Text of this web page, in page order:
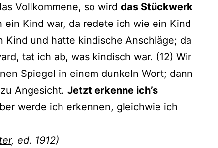
Vollkommene, so wird das Stückwerk
ein Kind war, da redete ich wie ein Kind
Kind und hatte kindische Anschläge; da
tat ich ab, was kindisch war. (12) Wir
Spiegel in einem dunkeln Wort; dann
Angesicht. Jetzt erkenne ich’s
werde ich erkennen, gleichwie ich
, ed. 1912)